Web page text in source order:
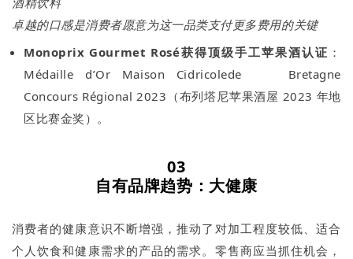
卓越的口感是消费者愿意为这一品类支付更多费用的关键
Monoprix Gourmet Rosé获得顶级手工苹果酒认证 ：
Médaille d’Or Maison Cidricolede Bretagne
Concours Régional 2023（布列塔尼苹果酒屋 2023 年地
区比赛金奖）。
03
自有品牌趋势 ：大健康
消费者的健康意识不断增强，推动了对加工程度较低、适合
个人饮食和健康需求的产品的需求。零售商应当抓住机会，